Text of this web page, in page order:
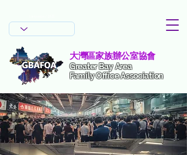
大灣區家族辦公室協會
Greater Bay Area
Family Office Association